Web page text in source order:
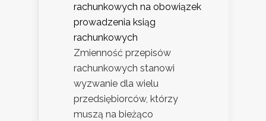
rachunkowych na obowiązek
prowadzenia ksiąg
rachunkowych
Zmienność przepisów
rachunkowych stanowi
wyzwanie dla wielu
przedsiębiorców, którzy
muszą na bieżąco